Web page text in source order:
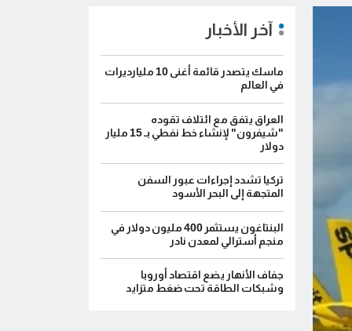
آخر الأخبار
ماسك يتصدر قائمة أغنى 10 مليارديرات
في العالم
العراق يتفق مع ائتلاف تقوده
"شيفرون" لإنشاء خط نفطي بـ 15 مليار
دولار
تركيا تشدد إجراءات عبور السفن
المتجهة إلى البحر الأسود
البنتاغون يستثمر 400 مليون دولار في
منجم أسترالي لمعدن نادر
جفاف الأنهار يضع اقتصاد أوروبا
وشبكات الطاقة تحت ضغط متزايد